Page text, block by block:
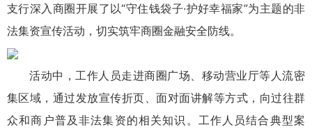
支行深入商圈开展了以“守住钱袋子·护好幸福家”为主题的非
法集资宣传活动，切实筑牢商圈金融安全防线。
活动中，工作人员走进商圈广场、移动营业厅等人流密
集区域，通过发放宣传折页、面对面讲解等方式，向过往群
众和商户普及非法集资的相关知识。工作人员结合典型案